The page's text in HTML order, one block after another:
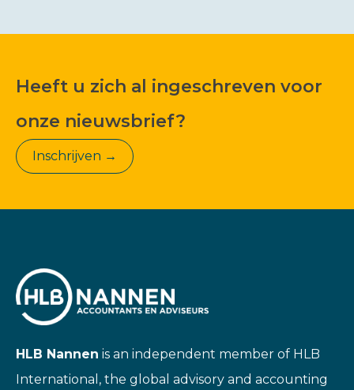
Heeft u zich al ingeschreven voor
onze nieuwsbrief?
Inschrijven →
HLB Nannen is an independent member of HLB
International, the global advisory and accounting